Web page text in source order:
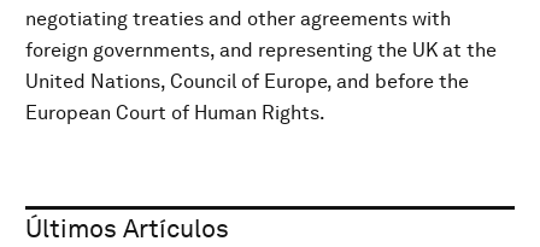
negotiating treaties and other agreements with
foreign governments, and representing the UK at the
United Nations, Council of Europe, and before the
European Court of Human Rights.
Últimos Artículos